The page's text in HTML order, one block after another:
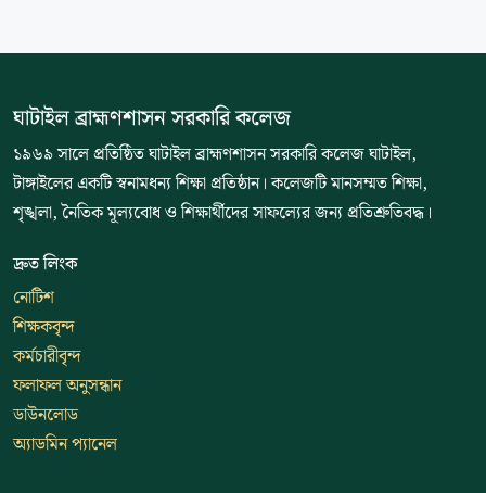
ঘাটাইল ব্রাহ্মণশাসন সরকারি কলেজ
১৯৬৯ সালে প্রতিষ্ঠিত ঘাটাইল ব্রাহ্মণশাসন সরকারি কলেজ ঘাটাইল,
টাঙ্গাইলের একটি স্বনামধন্য শিক্ষা প্রতিষ্ঠান। কলেজটি মানসম্মত শিক্ষা,
শৃঙ্খলা, নৈতিক মূল্যবোধ ও শিক্ষার্থীদের সাফল্যের জন্য প্রতিশ্রুতিবদ্ধ।
দ্রুত লিংক
নোটিশ
শিক্ষকবৃন্দ
কর্মচারীবৃন্দ
ফলাফল অনুসন্ধান
ডাউনলোড
অ্যাডমিন প্যানেল